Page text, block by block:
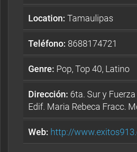
Location: Tamaulipas
Teléfono: 8688174721
Genre: Pop, Top 40, Latino
Dirección: 6ta. Sur y
Edif. Maria Rebeca Fracc.
Web: http://